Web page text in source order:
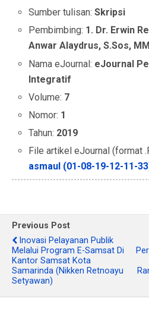
Sumber tulisan:Skripsi
Pembimbing: 1. Dr. Erwin
Anwar Alaydrus, S.Sos, MM
Nama eJournal: eJournal
Integratif
Volume: 7
Nomor: 1
Tahun: 2019
File artikel eJournal (format
asmaul (01-08-19-12-11-
Previous Post
Inovasi Pelayanan Publik
Melalui Program E-Samsat Di
Kantor Samsat Kota
Samarinda (Nikken Retnoayu
Setyawan)